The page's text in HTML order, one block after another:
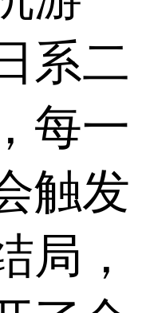
系二
每一
触发
局，